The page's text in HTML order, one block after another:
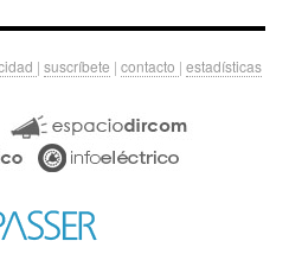
| suscríbete | contacto | estadísticas